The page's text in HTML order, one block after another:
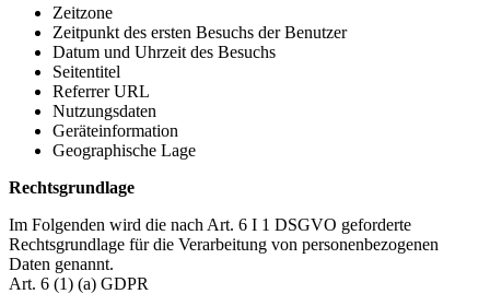
Zeitzone
Zeitpunkt des ersten Besuchs der Benutzer
Datum und Uhrzeit des Besuchs
Seitentitel
Referrer URL
Nutzungsdaten
Geräteinformation
Geographische Lage
Rechtsgrundlage
Im Folgenden wird die nach Art. 6 I 1 DSGVO geforderte
Rechtsgrundlage für die Verarbeitung von personenbezogenen
Daten genannt.
Art. 6 (1) (a) GDPR